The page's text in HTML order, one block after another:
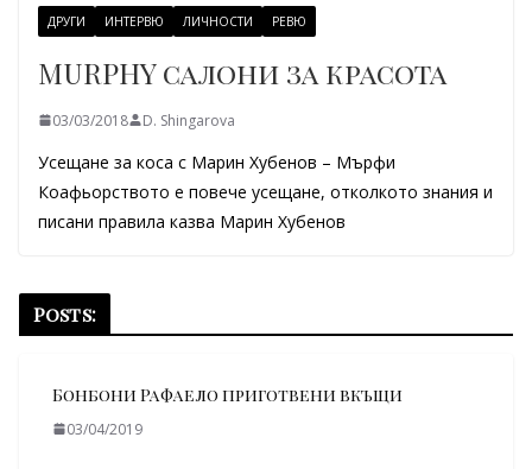
ДРУГИ ИНТЕРВЮ ЛИЧНОСТИ РЕВЮ
MURPHY салони за красота
03/03/2018 D. Shingarova
Усещане за коса с Марин Хубенов – Мърфи
Коафьорството е повече усещане, отколкото знания и
писани правила казва Марин Хубенов
Posts:
Бонбони Рафаело приготвени вкъщи
03/04/2019